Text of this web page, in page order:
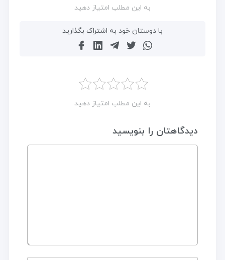
به این مطلب امتیاز دهید
با دوستان خود به اشتراک بگذارید
به این مطلب امتیاز دهید
دیدگاهتان را بنویسید